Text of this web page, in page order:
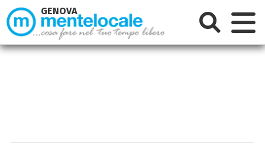
GENOVA